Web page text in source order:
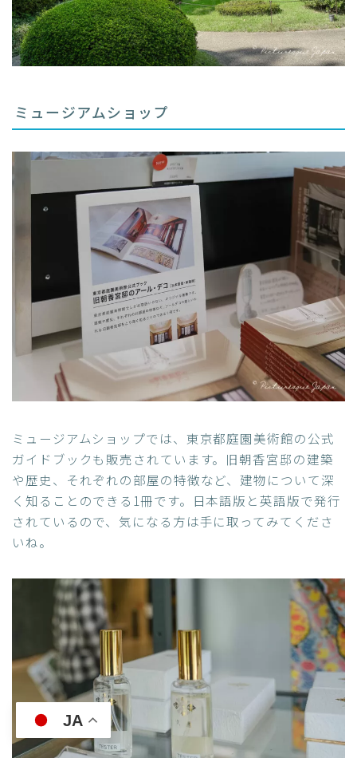
ミュージアムショップ
ミュージアムショップでは、東京都庭園美術館の公式
ガイドブックも販売されています。旧朝香宮邸の建築
や歴史、それぞれの部屋の特徴など、建物について深
く知ることのできる1冊です。日本語版と英語版で発行
されているので、気になる方は手に取ってみてくださ
いね。
JA